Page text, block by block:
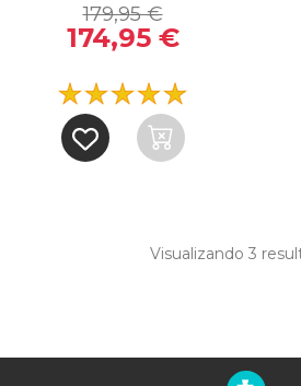
179,95 €
174,95 €
Visualizando 3